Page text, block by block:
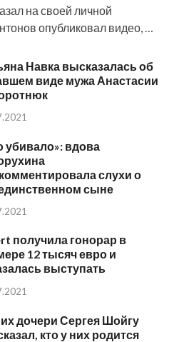
на своей личной
опубликовал видео, …
Навка высказалась об
виде мужа Анастасии
убивало»: вдова
слухи о
сыне
получила гонорар в
12 тысяч евро и
выступать
дочери Сергея Шойгу
кто у них родится